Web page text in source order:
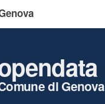
di Genova